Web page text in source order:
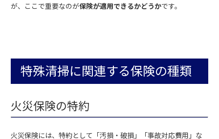
が、ここで重要なのが保険が適用できるかどうかです。
特殊清掃に関連する保険の種類
火災保険の特約
火災保険には、特約として「汚損・破損」「事故対応費用」な